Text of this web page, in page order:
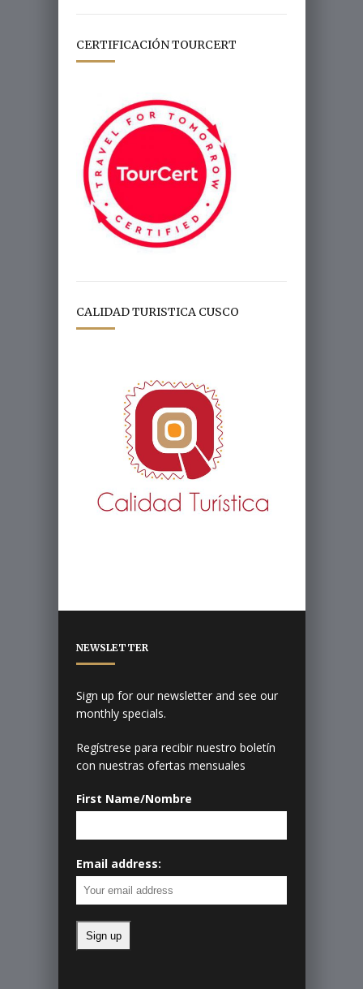
CERTIFICACIÓN TOURCERT
CALIDAD TURISTICA CUSCO
NEWSLETTER
Sign up for our newsletter and see our
monthly specials.
Regístrese para recibir nuestro boletín
con nuestras ofertas mensuales
First Name/Nombre
Email address: